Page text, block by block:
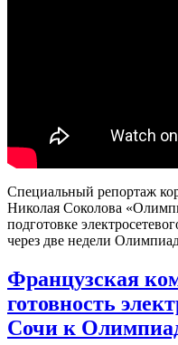
Специальный репортаж
Николая Соколова
подготовке
через две недели
Французская
готовность
Сочи к